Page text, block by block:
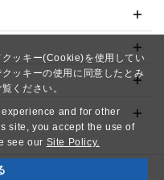
ッキー(Cookie)を使用してい
ッキーの使用に同意したとみ
ください。
and for other
site, you accept the use of
see our Site Policy.
All Rights Reserved.